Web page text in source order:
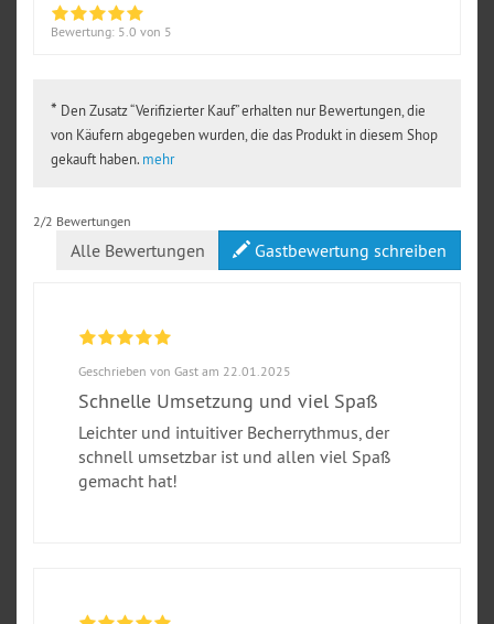
Bewertung: 5.0 von 5
* Den Zusatz “Verifizierter Kauf” erhalten nur Bewertungen, die
von Käufern abgegeben wurden, die das Produkt in diesem Shop
gekauft haben. mehr
2/2 Bewertungen
Alle Bewertungen Gastbewertung schreiben
Geschrieben von Gast am 22.01.2025
Schnelle Umsetzung und viel Spaß
Leichter und intuitiver Becherrythmus, der
schnell umsetzbar ist und allen viel Spaß
gemacht hat!